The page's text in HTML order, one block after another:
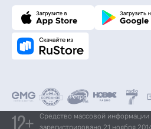
Средство массовой
зарегистрировано 21 ноября